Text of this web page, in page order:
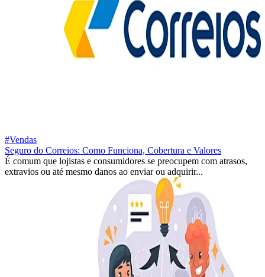
#Vendas
Seguro do Correios: Como Funciona, Cobertura e Valores
É comum que lojistas e consumidores se preocupem com atrasos,
extravios ou até mesmo danos ao enviar ou adquirir...